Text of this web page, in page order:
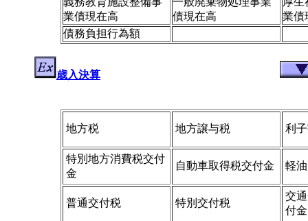
業債現在高
債現在高
業債
債務負担行為額
歳入決算
地方税 地方譲与税 利
特別地方消費税交付
金
自動車取得税交付金 軽
普通交付税 特別交付税
交
付金